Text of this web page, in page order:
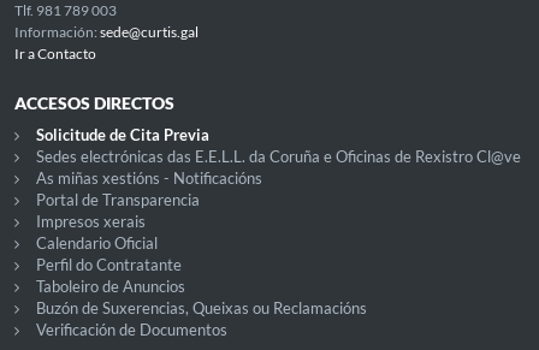
Tlf. 981 789 003
Información: sede@curtis.gal
Ir a Contacto
ACCESOS DIRECTOS
Solicitude de Cita Previa
Sedes electrónicas das E.E.L.L. da Coruña e Oficinas de Rexistro Cl@ve
As miñas xestións - Notificacións
Portal de Transparencia
Impresos xerais
Calendario Oficial
Perfil do Contratante
Taboleiro de Anuncios
Buzón de Suxerencias, Queixas ou Reclamacións
Verificación de Documentos